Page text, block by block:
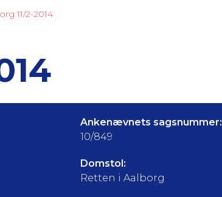
11/2-2014
Ankenævnets sagsnummer:
10/849
Domstol:
Retten i Aalborg